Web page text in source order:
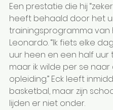
Een prestatie die hij
heeft behaald door het
trainingsprogramma van
Leonardo. “Ik fiets elke
uur heen en een half uur
maar ik wilde per se naar
opleiding.” Eck leeft
basketbal, maar zijn
lijden er niet onder.